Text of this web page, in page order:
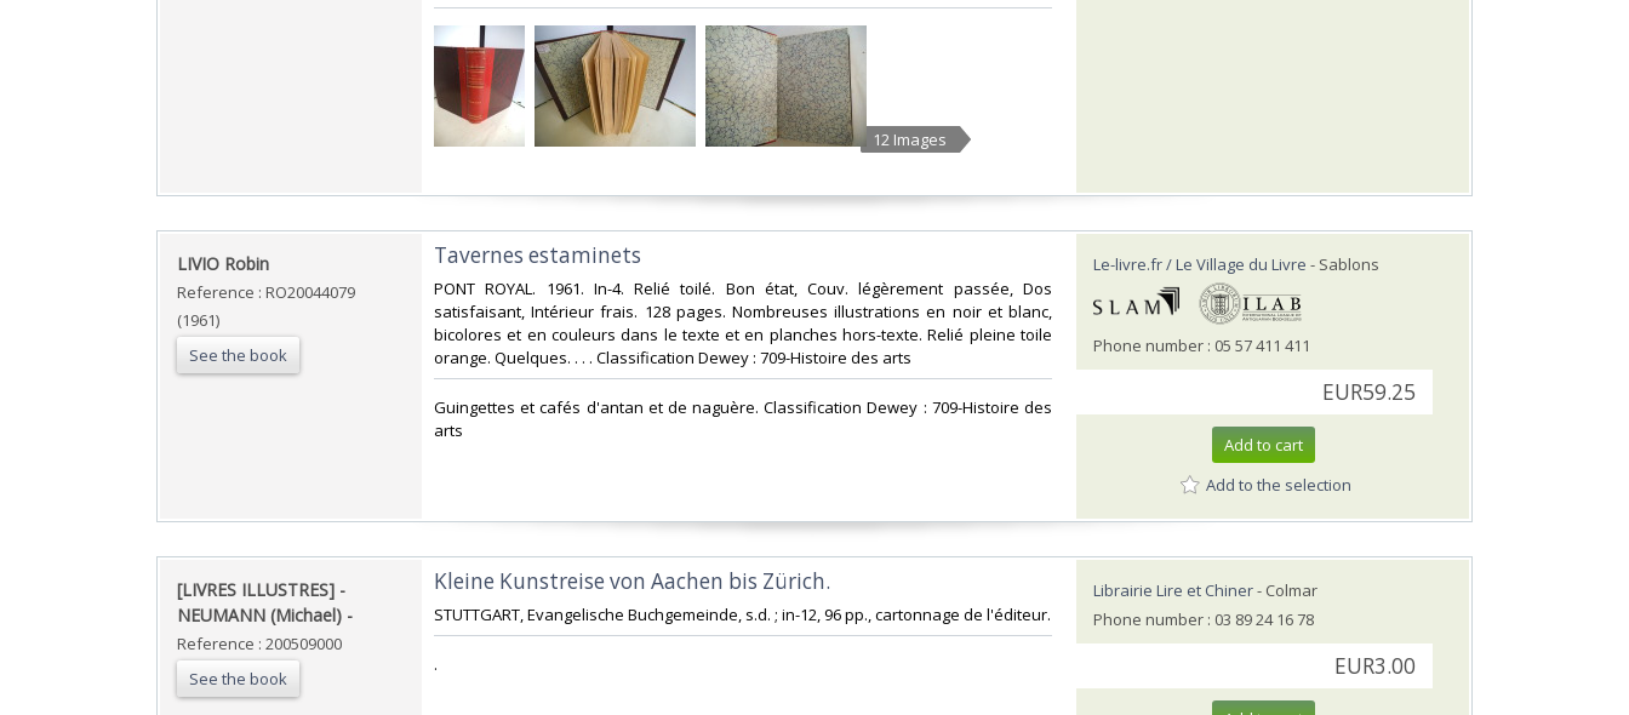
12 Images
‎LIVIO Robin‎
Reference : RO20044079
(1961)
See the book
‎Tavernes estaminets‎
‎PONT ROYAL. 1961. In-4. Relié toilé. Bon état, Couv. légèrement passée, Dos
satisfaisant, Intérieur frais. 128 pages. Nombreuses illustrations en noir et blanc,
bicolores et en couleurs dans le texte et en planches hors-texte. Relié pleine toile
orange. Quelques. . . . Classification Dewey : 709-Histoire des arts‎
‎Guingettes et cafés d'antan et de naguère. Classification Dewey : 709-Histoire des
arts‎
Le-livre.fr / Le Village du Livre - Sablons
Phone number : 05 57 411 411
EUR59.25
Add to cart
Add to the selection
‎[LIVRES ILLUSTRES] -
NEUMANN (Michael) - ‎
Reference : 200509000
See the book
‎Kleine Kunstreise von Aachen bis Zürich. ‎
‎STUTTGART, Evangelische Buchgemeinde, s.d. ; in-12, 96 pp., cartonnage de l'éditeur.‎
‎.‎
Librairie Lire et Chiner- Colmar
Phone number : 03 89 24 16 78
EUR3.00